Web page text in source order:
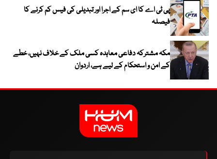
پی ٹی اے کا ای سم کے اجرا اور تبدیلی کی فیس کم کرنے کا
فیصلہ
مکہ مشترکہ دفاعی معاہدہ کسی ملک کے خلاف نہیں، خطے
کے امن و استحکام کے لیے ہے، اردوان